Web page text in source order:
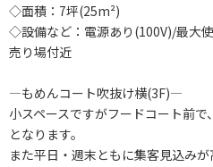
◇面積：7坪(25m²)
◇設備など：電源あり(100V)/最大
売り場付近
―もめんコート吹抜け横(3F)―
小スペースですがフードコート前
となります。
また平⽇・週末ともに集客⾒込み